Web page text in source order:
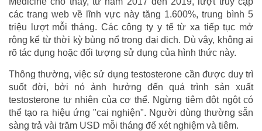
các trang web về lĩnh vực này tăng 1.600%, trung bình 5
triệu lượt mỗi tháng. Các công ty y tế từ xa tiếp tục mở
rộng kể từ thời kỳ bùng nổ trong đại dịch. Dù vậy, không ai
rõ tác dụng hoặc đối tượng sử dụng của hình thức này.
Thông thường, việc sử dụng testosterone cần được duy trì
suốt đời, bởi nó ảnh hưởng đến quá trình sản xuất
testosterone tự nhiên của cơ thể. Ngừng tiêm đột ngột có
thể tạo ra hiệu ứng "cai nghiện". Người dùng thường sẵn
sàng trả vài trăm USD mỗi tháng để xét nghiệm và tiêm.